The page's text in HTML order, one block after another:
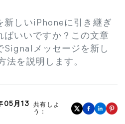
新しいiPhoneに引き継ぎ
ばいいですか？この文章
Signalメッセージを新し
法を説明します。
05月13
共有しよ
う：